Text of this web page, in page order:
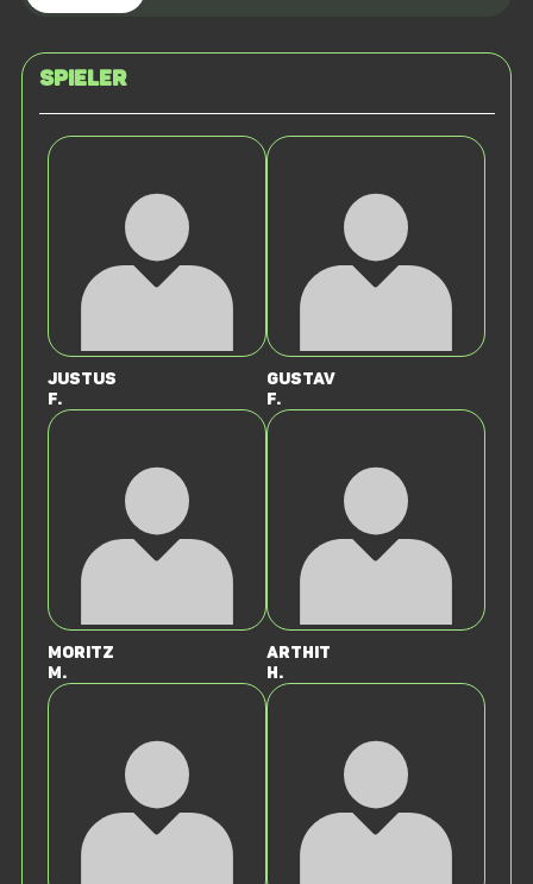
Spieler
Justus
F.
Gustav
F.
Moritz
M.
Arthit
H.